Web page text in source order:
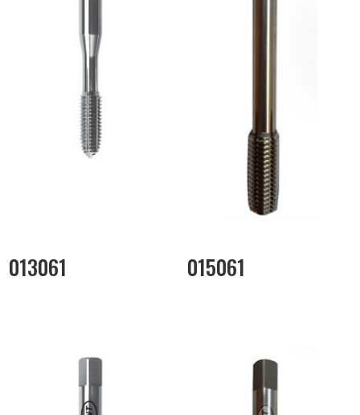
013061 015061